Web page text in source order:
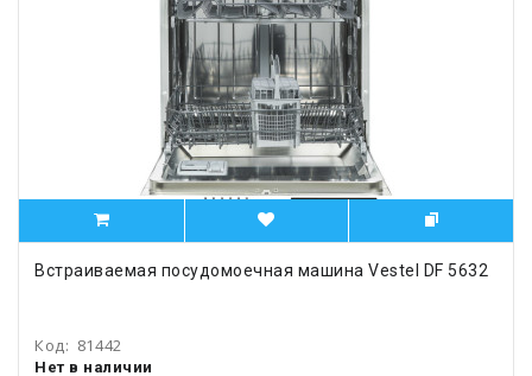
Встраиваемая посудомоечная машина Vestel DF 5632
Код: 81442
Нет в наличии